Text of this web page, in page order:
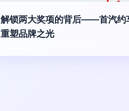
解锁两大奖项的背后——首汽约
重塑品牌之光